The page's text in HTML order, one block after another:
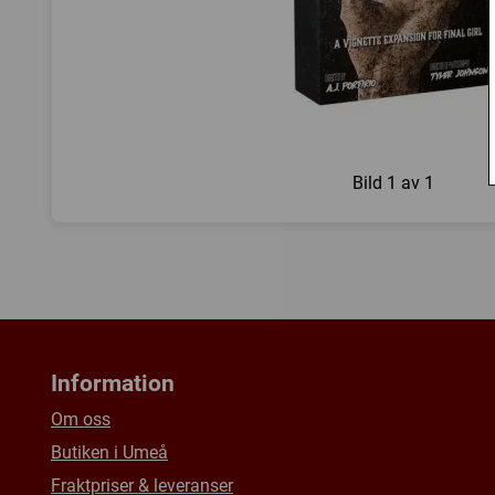
Bild 1 av 1
Information
Om oss
Butiken i Umeå
Fraktpriser & leveranser